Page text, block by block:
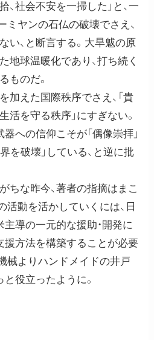
社会不安を一掃した」と、一
ミヤンの石仏の破壊でさえ、
い、と断言する。大旱魃の原
地球温暖化であり、打ち続く
ものだ。
えた国際秩序でさえ、「貴
活を守る秩序」にすぎない。
への信仰こそが「偶像崇拝」
を破壊」している、と逆に批
ちな昨今、著者の指摘はまこ
活動を活かしていくには、日
主導の一元的な援助・開発に
援方法を構築することが必要
械よりハンドメイドの井戸
役立ったように。